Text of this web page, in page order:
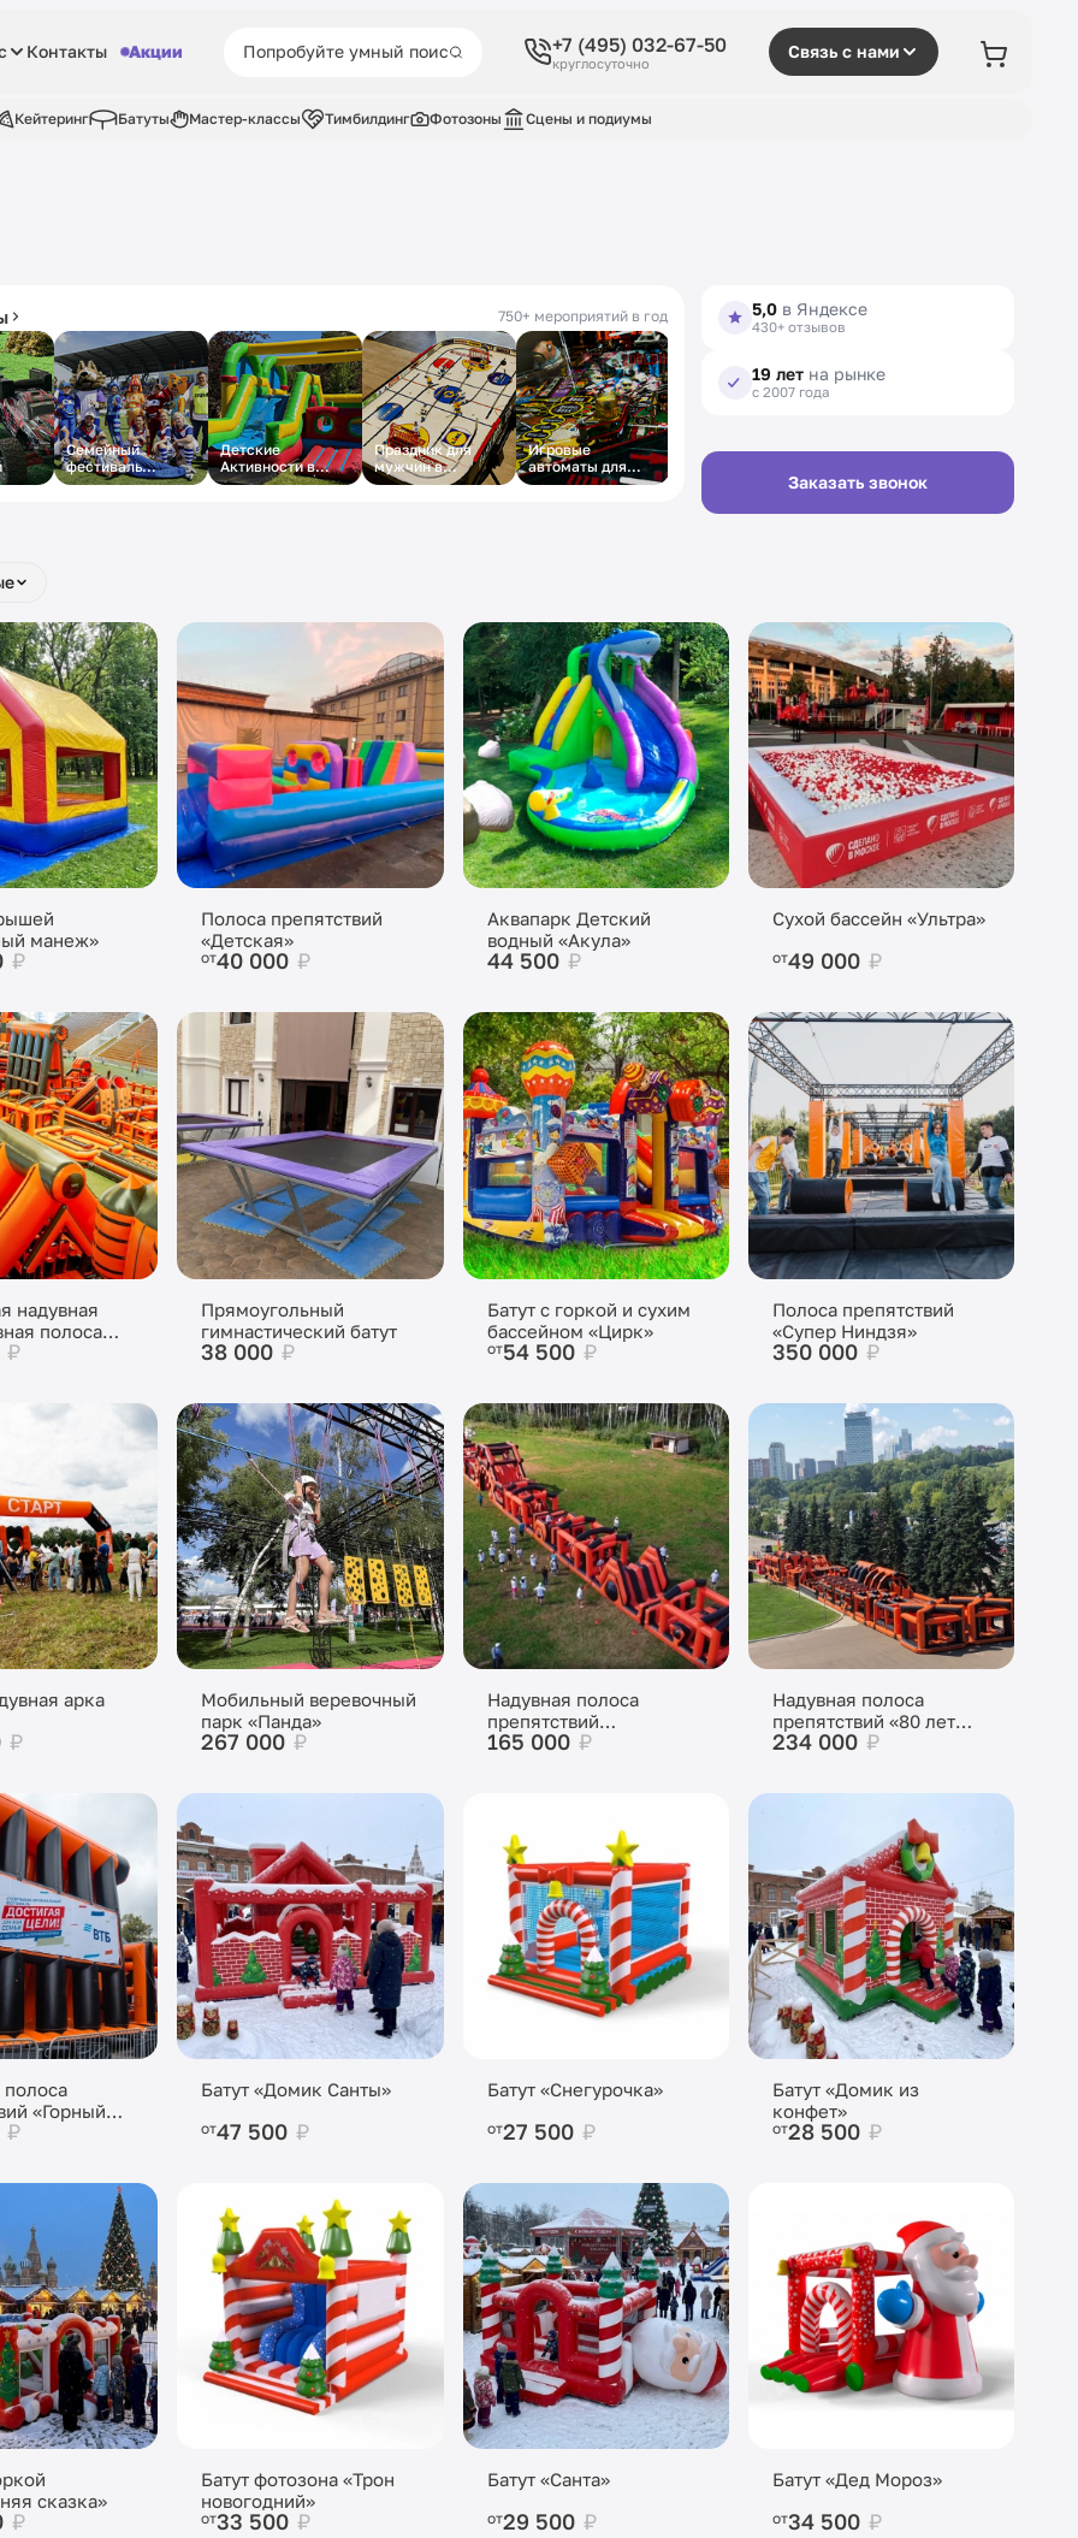
Контакты Акции +7 (495) 032-67-50
круглосуточно
Связь с нами
Кейтеринг Батуты Мастер-классы Тимбилдинг Фотозоны Сцены и подиумы
750+ мероприятий в год
Семейный
фестиваль
«МАМА, ПАПА, Я -
Детские
Активности в
Отель
Праздник для
мужчин в
торговых центрах
Игровые
автоматы для
мужчин
Тимбилдинг под
ключ
5,0 в Яндексе
430+ отзывов
19 лет на рынке
с 2007 года
Заказать звонок
манеж»
₽
Полоса препятствий
«Детская»
от40 000 ₽
Аквапарк Детский
водный «Акула»
44 500 ₽
Сухой бассейн «Ультра»
от49 000 ₽
надувная
полоса
₽
Прямоугольный
гимнастический батут
38 000 ₽
Батут с горкой и сухим
бассейном «Цирк»
от54 500 ₽
Полоса препятствий
«Супер Ниндзя»
350 000 ₽
арка
₽
Мобильный веревочный
парк «Панда»
267 000 ₽
Надувная полоса
препятствий
«Челлендж-трек»
165 000 ₽
Надувная полоса
препятствий «80 лет
Победы»
234 000 ₽
полоса
«Горный
₽
Батут «Домик Санты»
от47 500 ₽
Батут «Снегурочка»
от27 500 ₽
Батут «Домик из
конфет»
от28 500 ₽
сказка»
₽
Батут фотозона «Трон
новогодний»
от33 500 ₽
Батут «Санта»
от29 500 ₽
Батут «Дед Мороз»
от34 500 ₽